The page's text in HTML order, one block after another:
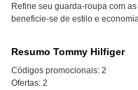
Refine seu guarda-roupa com
beneficie-se de estilo e
Resumo Tommy Hilfiger
Códigos promocionais: 2
Ofertas: 2